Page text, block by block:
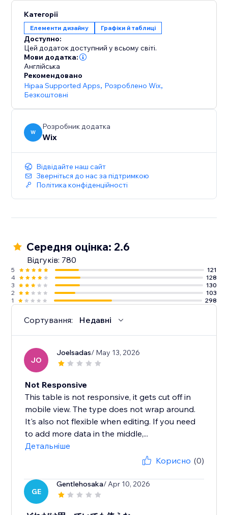
Категорії
Елементи дизайну Графіки й таблиці
Доступно:
Цей додаток доступний у всьому світі.
Мови додатка:
Англійська
Рекомендовано
Hipaa Supported Apps, Розроблено Wix,
Безкоштовні
W
Розробник додатка
Wix
Відвідайте наш сайт
Зверніться до нас за підтримкою
Політика конфіденційності
Середня оцінка: 2.6
Відгуків: 780
5
121
4
128
3
130
2
103
1
298
Сортування: Недавні
JO
Joelsadas/ May 13, 2026
Not Responsive
This table is not responsive, it gets cut off in
mobile view. The type does not wrap around.
It's also not flexible when editing. If you need
to add more data in the middle,...
Детальніше
Корисно (0)
GE
Gentlehosaka/ Apr 10, 2026